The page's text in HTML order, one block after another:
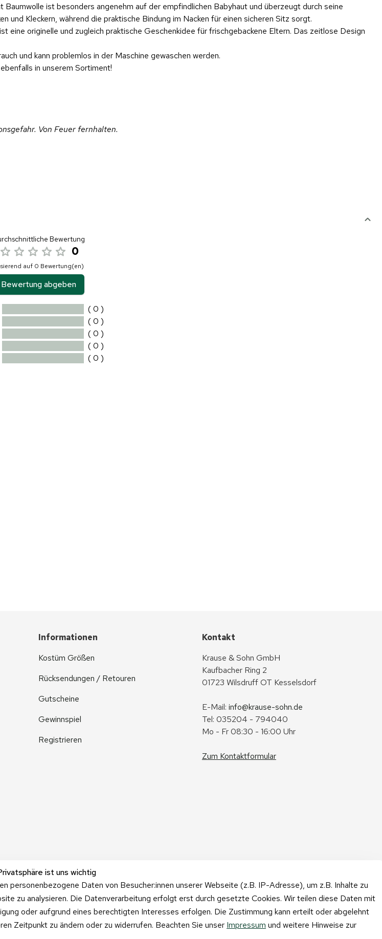
ist besonders angenehm auf der empfindlichen Babyhaut und überzeugt durch seine
Kleckern, während die praktische Bindung im Nacken für einen sicheren Sitz sorgt.
originelle und zugleich praktische Geschenkidee für frischgebackene Eltern. Das zeitlose Design
und kann problemlos in der Maschine gewaschen werden.
in unserem Sortiment!
Von Feuer fernhalten.
Bewertung
0
auf 0 Bewertung(en)
Bewertung abgeben
( 0 )
( 0 )
( 0 )
( 0 )
( 0 )
ist uns wichtig
personenbezogene Daten von Besucher:innen unserer Webseite (z.B. IP-Adresse), um z.B. Inhalte zu
zu analysieren. Die Datenverarbeitung erfolgt erst durch gesetzte Cookies. Wir teilen diese Daten mit
oder aufgrund eines berechtigten Interesses erfolgen. Die Zustimmung kann erteilt oder abgelehnt
Zeitpunkt zu ändern oder zu widerrufen. Beachten Sie unser Impressum und weitere Hinweise zur
Informationen
Kostüm Größen
Rücksendungen / Retouren
Gutscheine
Gewinnspiel
Registrieren
Kontakt
Krause & Sohn GmbH
Kaufbacher Ring 2
01723 Wilsdruff OT Kesselsdorf
E-Mail: info@krause-sohn.de
Tel: 035204 - 794040
Mo - Fr 08:30 - 16:00 Uhr
Zum Kontaktformular